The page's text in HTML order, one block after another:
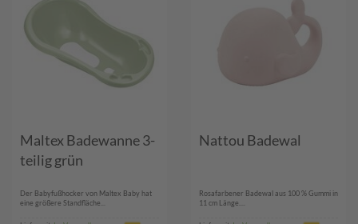
Maltex Badewanne 3-
teilig grün
Der Babyfußhocker von Maltex Baby hat
eine größere Standfläche...
Nattou Badewal
Rosafarbener Badewal aus 100 % Gummi in
11 cm Länge....